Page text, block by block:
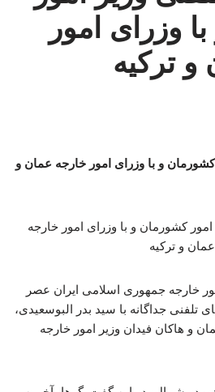
وزرای امور
ترکیه
و با وزرای امور خارجه عمان و
خارجه جمهوری اسلامی ایران عصر
تلفنی جداگانه با سید بدر البوسعیدی،
و هاکان فیدان وزیر امور خارجه